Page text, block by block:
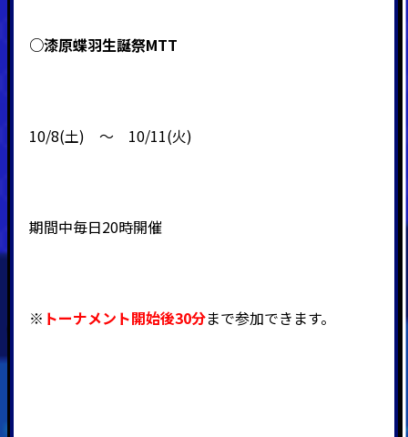
○漆原蝶羽生誕祭MTT
10/8(土) ～ 10/11(火)
期間中毎日20時開催
※ トーナメント開始後30分まで参加できます。